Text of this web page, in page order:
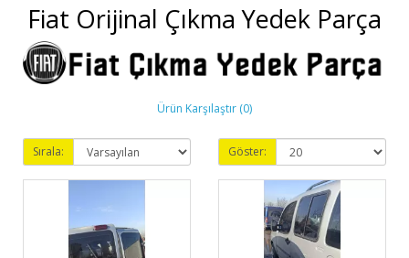
Fiat Orijinal Çıkma Yedek Parça
Ürün Karşılaştır (0)
Sırala: Göster: